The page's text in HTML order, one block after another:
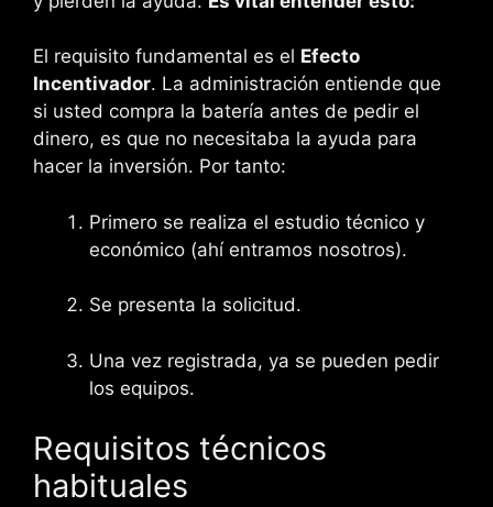
El requisito fundamental es el Efecto
Incentivador. La administración entiende que
si usted compra la batería antes de pedir el
dinero, es que no necesitaba la ayuda para
hacer la inversión. Por tanto:
Primero se realiza el estudio técnico y
económico (ahí entramos nosotros).
Se presenta la solicitud.
Una vez registrada, ya se pueden pedir
los equipos.
Requisitos técnicos
habituales